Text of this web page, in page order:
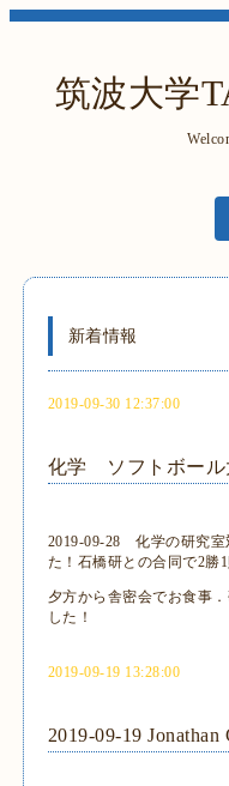
筑波大学
新着情報
2019-09-30 12:37:00
化学 ソフトボール
2019-09-28 化学の研究室
た！石橋研との合同で2勝1
夕方から舎密会でお食事
した！
2019-09-19 13:28:00
2019-09-19